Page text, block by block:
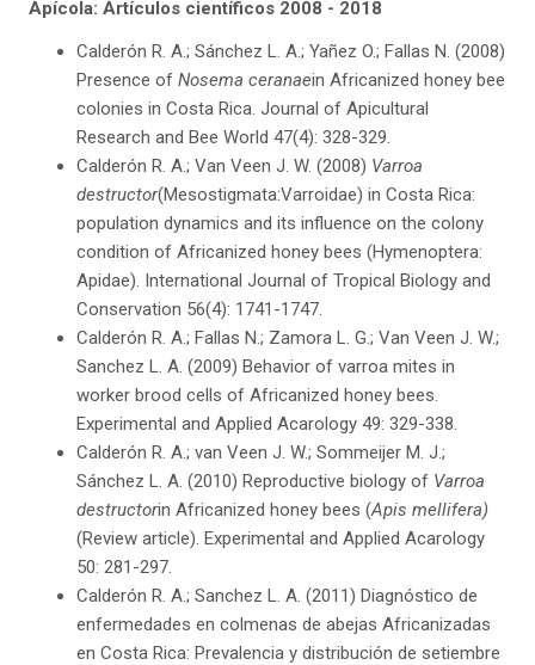
Apícola: Artículos científicos 2008 - 2018
Calderón R. A.; Sánchez L. A.; Yañez O.; Fallas N. (2008)
Presence of Nosema ceranaein Africanized honey bee
colonies in Costa Rica. Journal of Apicultural
Research and Bee World 47(4): 328-329.
Calderón R. A.; Van Veen J. W. (2008) Varroa
destructor(Mesostigmata:Varroidae) in Costa Rica:
population dynamics and its influence on the colony
condition of Africanized honey bees (Hymenoptera:
Apidae). International Journal of Tropical Biology and
Conservation 56(4): 1741-1747.
Calderón R. A.; Fallas N.; Zamora L. G.; Van Veen J. W.;
Sanchez L. A. (2009) Behavior of varroa mites in
worker brood cells of Africanized honey bees.
Experimental and Applied Acarology 49: 329-338.
Calderón R. A.; van Veen J. W.; Sommeijer M. J.;
Sánchez L. A. (2010) Reproductive biology of Varroa
destructorin Africanized honey bees (Apis mellifera)
(Review article). Experimental and Applied Acarology
50: 281-297.
Calderón R. A.; Sanchez L. A. (2011) Diagnóstico de
enfermedades en colmenas de abejas Africanizadas
en Costa Rica: Prevalencia y distribución de setiembre